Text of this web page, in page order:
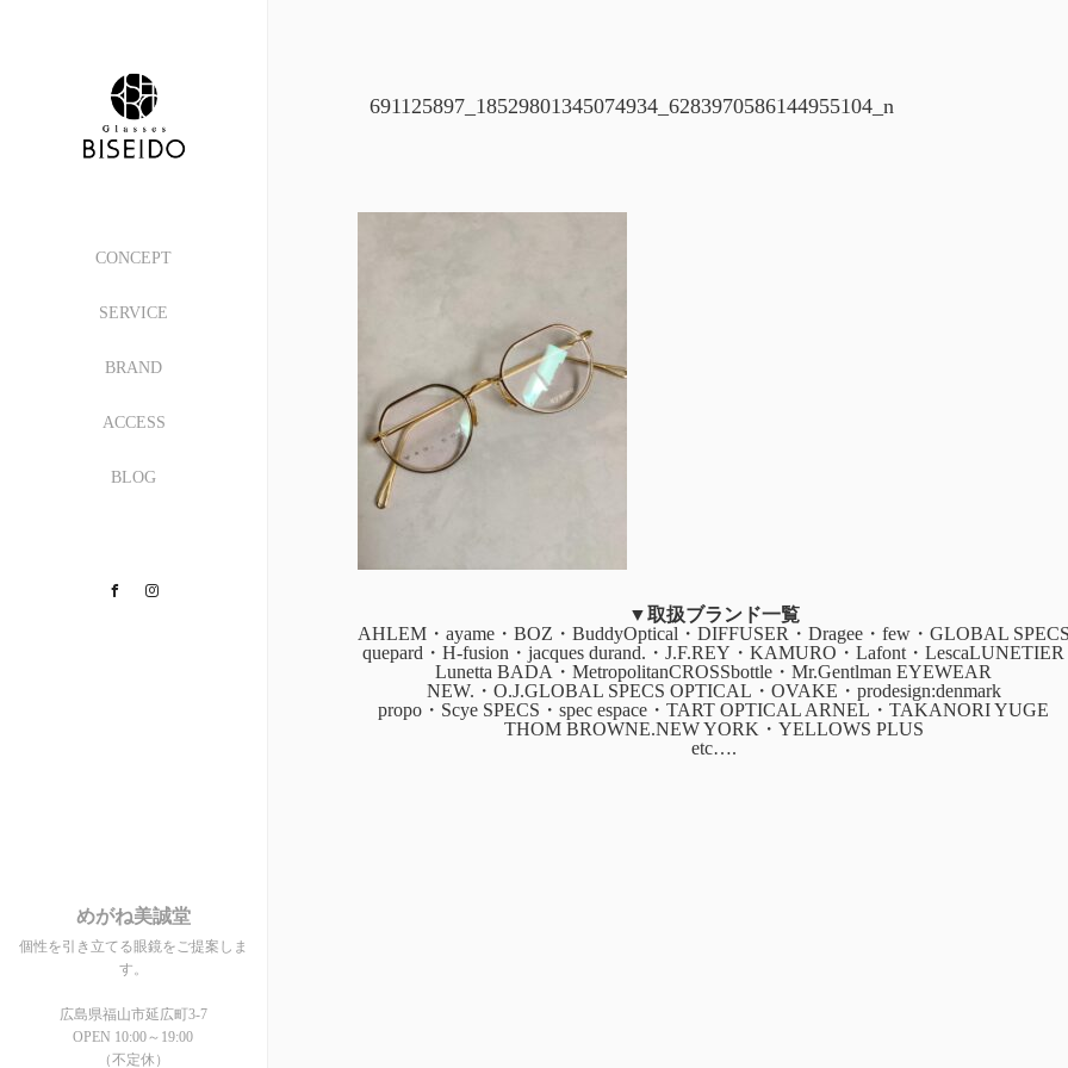
CONCEPT
SERVICE
BRAND
ACCESS
BLOG
Facebook
めがね美誠堂
個性を引き立てる眼鏡をご提案しま
す。
広島県福山市延広町3-7
OPEN 10:00～19:00
（不定休）
691125897_18529801345074934_6283970586144955104_n
▼取扱ブランド一覧
AHLEM・ayame・BOZ・BuddyOptical・DIFFUSER・Dragee・few・GLOBAL
quepard・H-fusion・jacques durand.・J.F.REY・KAMURO・Lafont・LescaLUNETIER
Lunetta BADA・MetropolitanCROSSbottle・Mr.Gentlman EYEWEAR
NEW.・O.J.GLOBAL SPECS OPTICAL・OVAKE・prodesign:denmark
propo・Scye SPECS・spec espace・TART OPTICAL ARNEL・TAKANORI YUGE
THOM BROWNE.NEW YORK・YELLOWS PLUS
etc….